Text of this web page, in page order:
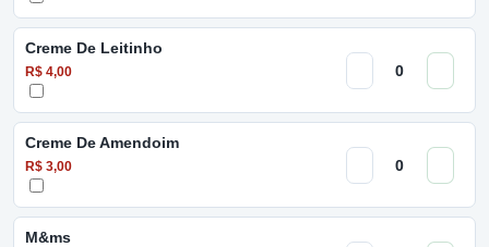
Creme De Leitinho
R$ 4,00
Creme De Amendoim
R$ 3,00
M&ms